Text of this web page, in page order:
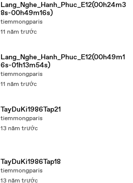
Lang_Nghe_Hanh_Phuc_E12(00h24m3
8s-00h49m16s)
tiemmongparis
11 năm trước
Lang_Nghe_Hanh_Phuc_E12(00h49m1
6s-01h13m54s)
tiemmongparis
11 năm trước
TayDuKi1986Tap21
tiemmongparis
13 năm trước
TayDuKi1986Tap18
tiemmongparis
13 năm trước